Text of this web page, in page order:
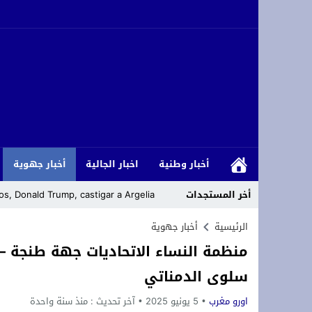
أخبار وطنية اخبار الجالية أخبار جهوية
أخر المستجدات
Donald Trump, castigar a Argelia
يهم الطلبة الحاصلين على شهادة الباكالوريا برسم سنة 2026 انطلاق التسجيل الإلكتروني القبلي بكلية العلوم القانونية
وجدة : اختلالات بأرصفة شارع سيدي
رئيس المجلس الأعلى للمسلمين في
لقاء دولي حول قضايا الشباب والطلبة
الرئيسية أخبار جهوية
منظمة النساء الاتحاديات جهة طنجة
سلوى الدمناتي
اورو مغرب 5 يونيو 2025 آخر تحديث : منذ سنة واحدة